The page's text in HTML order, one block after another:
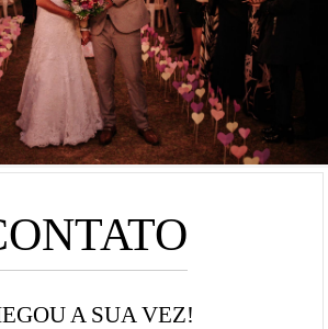
A SUA VEZ!